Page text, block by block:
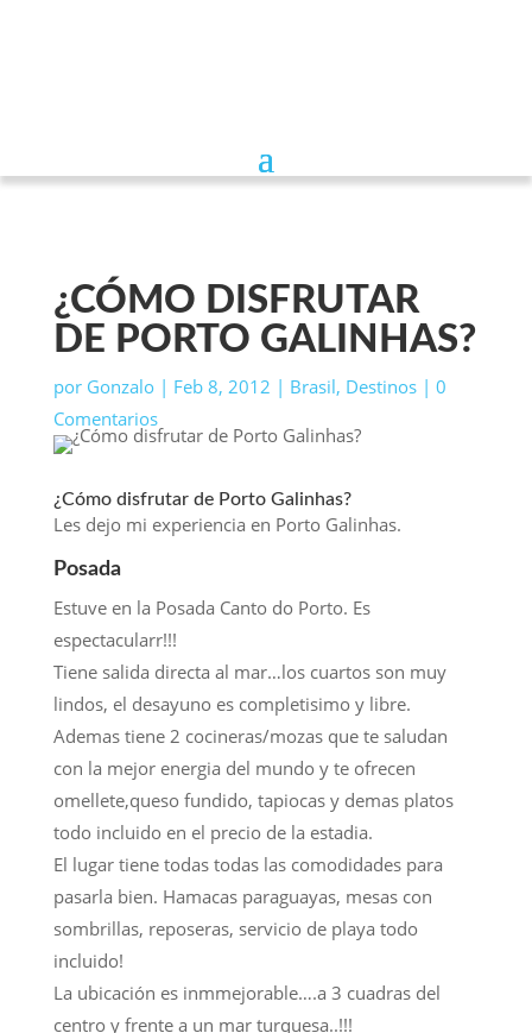
¿CÓMO DISFRUTAR
DE PORTO GALINHAS?
por Gonzalo| Feb 8, 2012 | Brasil, Destinos| 0
Comentarios
¿Cómo disfrutar de Porto Galinhas?
Les dejo mi experiencia en Porto Galinhas.
Posada
Estuve en la Posada Canto do Porto. Es
espectacularr!!!
Tiene salida directa al mar…los cuartos son muy
lindos, el desayuno es completisimo y libre.
Ademas tiene 2 cocineras/mozas que te saludan
con la mejor energia del mundo y te ofrecen
omellete,queso fundido, tapiocas y demas platos
todo incluido en el precio de la estadia.
El lugar tiene todas todas las comodidades para
pasarla bien. Hamacas paraguayas, mesas con
sombrillas, reposeras, servicio de playa todo
incluido!
La ubicación es inmmejorable….a 3 cuadras del
centro y frente a un mar turquesa..!!!